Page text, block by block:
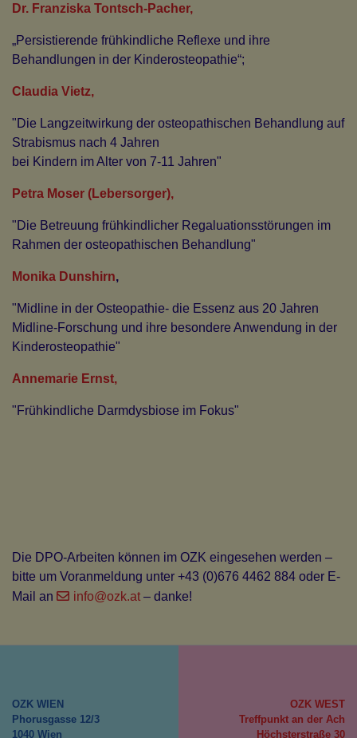
Dr. Franziska Tontsch-Pacher,
„Persistierende frühkindliche Reflexe und ihre
Behandlungen in der Kinderosteopathie“;
Claudia Vietz,
"Die Langzeitwirkung der osteopathischen Behandlung auf
Strabismus nach 4 Jahren
bei Kindern im Alter von 7-11 Jahren"
Petra Moser (Lebersorger),
"Die Betreuung frühkindlicher Regaluationsstörungen im
Rahmen der osteopathischen Behandlung"
Monika Dunshirn,
"Midline in der Osteopathie- die Essenz aus 20 Jahren
Midline-Forschung und ihre besondere Anwendung in der
Kinderosteopathie"
Annemarie Ernst,
"Frühkindliche Darmdysbiose im Fokus"
Die DPO-Arbeiten können im OZK eingesehen werden –
bitte um Voranmeldung unter +43 (0)676 4462 884 oder E-
Mail an
info@ozk.at– danke!
OZK WIEN
Phorusgasse 12/3
1040 Wien
OZK WEST
Treffpunkt an der Ach
Höchsterstraße 30